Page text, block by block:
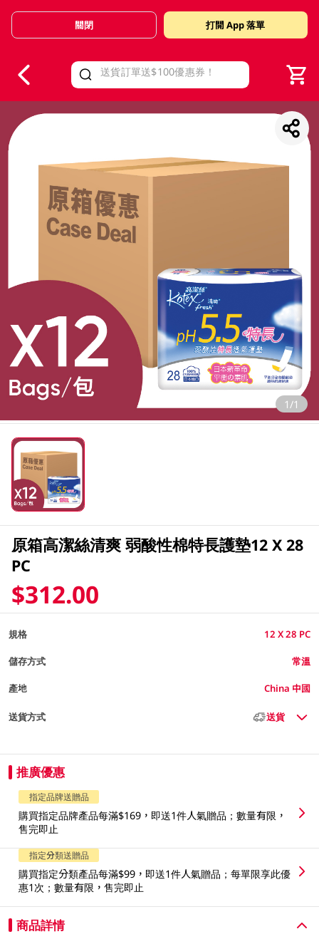
Valid Until 30 June 2026
關閉 打開 App 落單
1/1
原箱高潔絲清爽 弱酸性棉特長護墊12 X 28
PC
$312.00
規格 12 X 28 PC
儲存方式 常溫
產地 China 中國
送貨方式 送貨
推廣優惠
指定品牌送贈品
購買指定品牌產品每滿$169，即送1件人氣贈品；數量有限，
售完即止
指定分類送贈品
購買指定分類產品每滿$99，即送1件人氣贈品；每單限享此優
惠1次；數量有限，售完即止
商品詳情